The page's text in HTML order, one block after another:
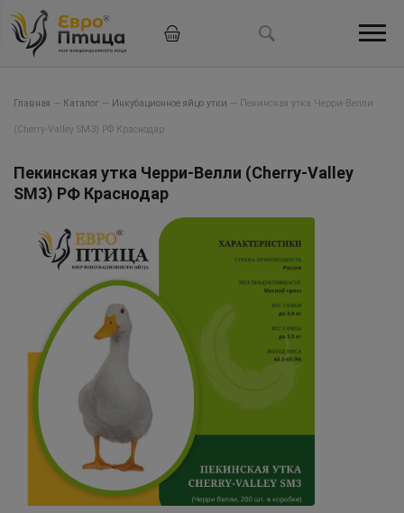
Главная — Каталог — Инкубационное яйцо утки — Пекинская утка Черри-Велли
(Cherry-Valley SM3) РФ Краснодар
Пекинская утка Черри-Велли (Cherry-Valley
SM3) РФ Краснодар